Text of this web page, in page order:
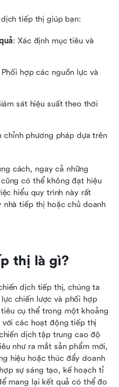
tiếp thị giúp bạn:
: Xác định mục tiêu và
hợp các nguồn lực và
sát hiệu suất theo thời
chỉnh phương pháp dựa trên
cách, ngay cả những
có thể không đạt hiệu
hiểu quy trình này rất
tiếp thị hoặc chủ doanh
thị là gì?
dịch tiếp thị, chúng ta
chiến lược và phối hợp
cụ thể trong một khoảng
các hoạt động tiếp thị
dịch tập trung cao độ
như ra mắt sản phẩm mới,
hiệu hoặc thúc đẩy doanh
sự sáng tạo, kế hoạch tỉ
mang lại kết quả có thể đo